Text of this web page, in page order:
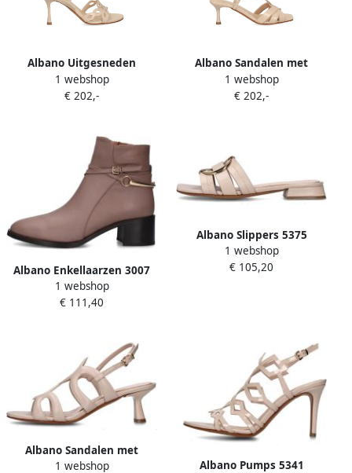
Albano Uitgesneden
sandalen Beige
1 webshop
€ 202,-
Albano Sandalen met
gekruiste bandjes Beige
1 webshop
€ 202,-
Albano Enkellaarzen 3007
1 webshop
€ 111,40
Albano Slippers 5375
1 webshop
€ 105,20
Albano Sandalen met
hakken 5379
1 webshop Albano Pumps 5341